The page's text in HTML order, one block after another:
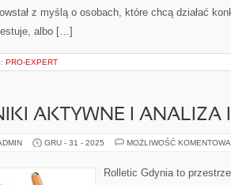
z myślą o osobach, które chcą działać
albo […]
PRO-EXPERT
AKTYWNE I ANALIZA
GRU - 31 - 2025 MOŻLIWOŚĆ
Rolletic Gdynia to